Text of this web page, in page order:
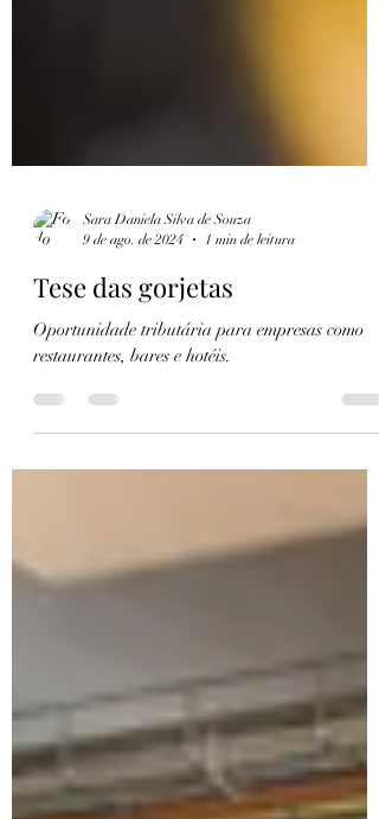
Sara Daniela Silva de Souza
9 de ago. de 2024
1 min de leitura
Tese das gorjetas
Oportunidade tributária para empresas como